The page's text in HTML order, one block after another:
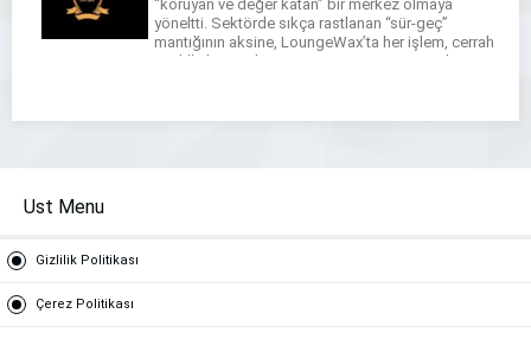
“koruyan ve değer katan” bir merkez olmaya
yöneltti. Sektörde sıkça rastlanan “sür-geç”
mantığının aksine, LoungeWax’ta her işlem, cerrah
titizliğiyle uygulanır. Amacımız, aracınızı teslim
Ust Menu
Gizlilik Politikası
Çerez Politikası